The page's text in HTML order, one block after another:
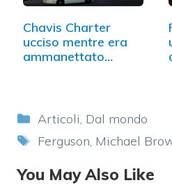
Chavis Charter
ucciso mentre era
ammanettato…
Categorie
Articoli, Dal mondo
Tag
Ferguson, Michael
You May Also Like